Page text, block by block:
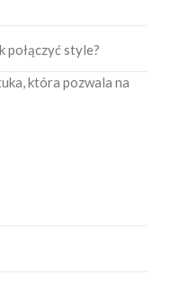
połączyć style?
która pozwala na